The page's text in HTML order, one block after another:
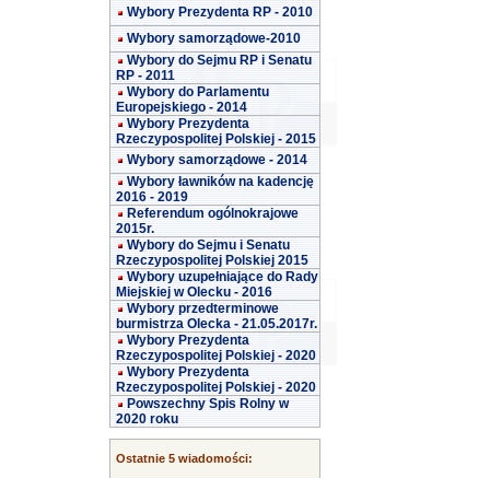
Wybory Prezydenta RP - 2010
Wybory samorządowe-2010
Wybory do Sejmu RP i Senatu
RP - 2011
Wybory do Parlamentu
Europejskiego - 2014
Wybory Prezydenta
Rzeczypospolitej Polskiej - 2015
Wybory samorządowe - 2014
Wybory ławników na kadencję
2016 - 2019
Referendum ogólnokrajowe
2015r.
Wybory do Sejmu i Senatu
Rzeczypospolitej Polskiej 2015
Wybory uzupełniające do Rady
Miejskiej w Olecku - 2016
Wybory przedterminowe
burmistrza Olecka - 21.05.2017r.
Wybory Prezydenta
Rzeczypospolitej Polskiej - 2020
Wybory Prezydenta
Rzeczypospolitej Polskiej - 2020
Powszechny Spis Rolny w
2020 roku
Ostatnie 5 wiadomości: